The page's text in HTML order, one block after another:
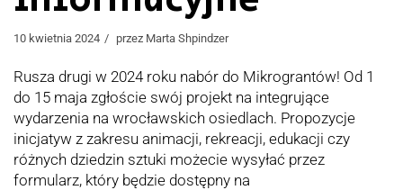
10 kwietnia 2024 przez Marta Shpindzer
Rusza drugi w 2024 roku nabór do Mikrograntów! Od 1
do 15 maja zgłoście swój projekt na integrujące
wydarzenia na wrocławskich osiedlach. Propozycje
inicjatyw z zakresu animacji, rekreacji, edukacji czy
różnych dziedzin sztuki możecie wysyłać przez
formularz, który będzie dostępny na